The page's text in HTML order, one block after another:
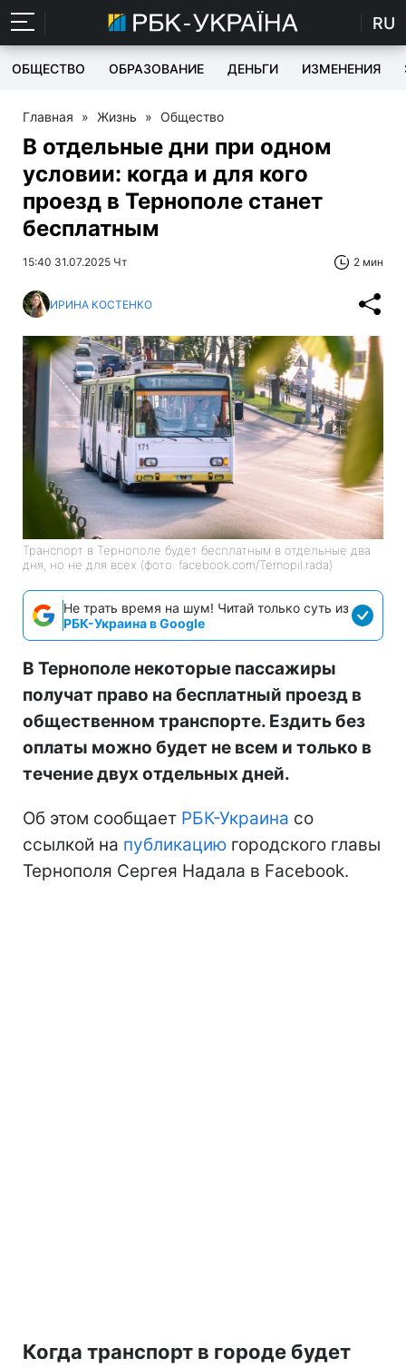
RU
ОБЩЕСТВО ОБРАЗОВАНИЕ ДЕНЬГИ ИЗМЕНЕНИЯ
Главная » Жизнь » Общество
В отдельные дни при одном
условии: когда и для кого
проезд в Тернополе станет
бесплатным
15:40 31.07.2025 Чт 2 мин
ИРИНА КОСТЕНКО
Транспорт в Тернополе будет бесплатным в отдельные два
дня, но не для всех (фото: facebook.com/Ternopil.rada)
Не трать время на шум! Читай только суть из
РБК-Украина в Google
В Тернополе некоторые пассажиры
получат право на бесплатный проезд в
общественном транспорте. Ездить без
оплаты можно будет не всем и только в
течение двух отдельных дней.
Об этом сообщает РБК-Украина со
ссылкой на публикацию городского главы
Тернополя Сергея Надала в Facebook.
Когда транспорт в городе будет